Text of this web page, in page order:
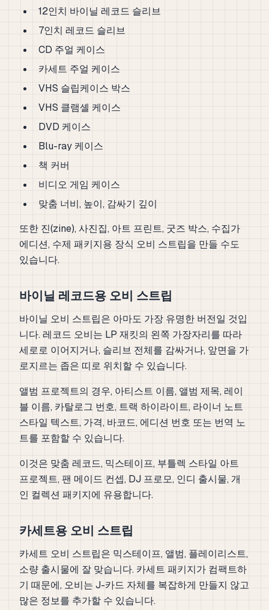
12인치 바이닐 레코드 슬리브
7인치 레코드 슬리브
CD 주얼 케이스
카세트 주얼 케이스
VHS 슬립케이스 박스
VHS 클램셸 케이스
DVD 케이스
Blu-ray 케이스
책 커버
비디오 게임 케이스
맞춤 너비, 높이, 감싸기 깊이
또한 진(zine), 사진집, 아트 프린트, 굿즈 박스, 수집가
에디션, 수제 패키지용 장식 오비 스트립을 만들 수도
있습니다.
바이닐 레코드용 오비 스트립
바이닐 오비 스트립은 아마도 가장 유명한 버전일 것입
니다. 레코드 오비는 LP 재킷의 왼쪽 가장자리를 따라
세로로 이어지거나, 슬리브 전체를 감싸거나, 앞면을 가
로지르는 좁은 띠로 위치할 수 있습니다.
앨범 프로젝트의 경우, 아티스트 이름, 앨범 제목, 레이
블 이름, 카탈로그 번호, 트랙 하이라이트, 라이너 노트
스타일 텍스트, 가격, 바코드, 에디션 번호 또는 번역 노
트를 포함할 수 있습니다.
이것은 맞춤 레코드, 믹스테이프, 부틀렉 스타일 아트
프로젝트, 팬 메이드 컨셉, DJ 프로모, 인디 출시물, 개
인 컬렉션 패키지에 유용합니다.
카세트용 오비 스트립
카세트 오비 스트립은 믹스테이프, 앨범, 플레이리스트,
소량 출시물에 잘 맞습니다. 카세트 패키지가 컴팩트하
기 때문에, 오비는 J-카드 자체를 복잡하게 만들지 않고
많은 정보를 추가할 수 있습니다.